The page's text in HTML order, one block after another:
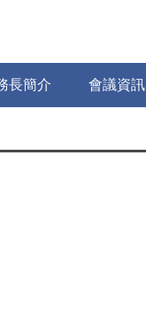
長簡介 會議資訊